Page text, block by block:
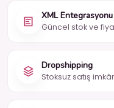
XML Entegrasyonu
Güncel stok ve
Dropshipping
Stoksuz satış